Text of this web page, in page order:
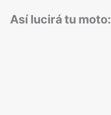
Así lucirá tu moto: